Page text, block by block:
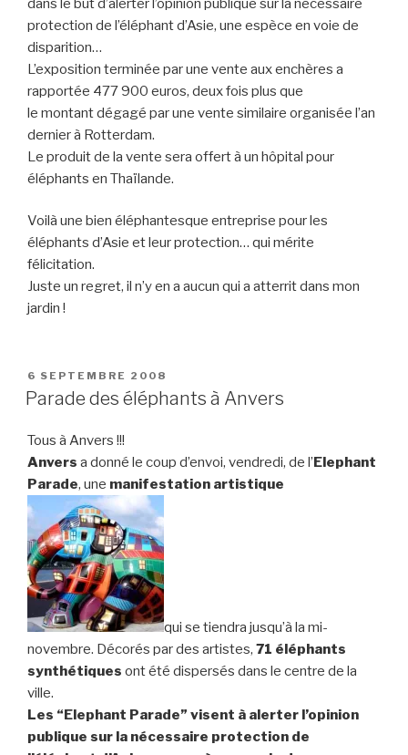
dans le but d’alerter l’opinion publique sur la nécessaire
protection de l’éléphant d’Asie, une espèce en voie de
disparition…
L’exposition terminée par une vente aux enchères a
rapportée 477 900 euros, deux fois plus que
le montant dégagé par une vente similaire organisée l’an
dernier à Rotterdam.
Le produit de la vente sera offert à un hôpital pour
éléphants en Thaïlande.
Voilà une bien éléphantesque entreprise pour les
éléphants d’Asie et leur protection… qui mérite
félicitation.
Juste un regret, il n’y en a aucun qui a atterrit dans mon
jardin !
PUBLIÉ
LE
6 SEPTEMBRE 2008
Parade des éléphants à Anvers
Tous à Anvers !!!
Anvers a donné le coup d’envoi, vendredi, de l’ Elephant
Parade, une manifestation artistique
qui se tiendra jusqu’à la mi-
novembre. Décorés par des artistes, 71 éléphants
synthétiques ont été dispersés dans le centre de la
ville.
Les “Elephant Parade” visent à alerter l’opinion
publique sur la nécessaire protection de